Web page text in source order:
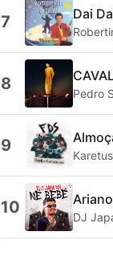
7 Dai
8 Pedro
9 Karetus
10 Ariano
DJ